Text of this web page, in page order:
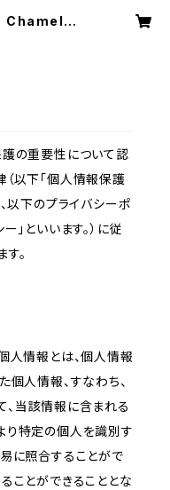
| Chameleo
護の重要性について認
以下「個人情報保護
以下のプライバシーポ
」といいます。）に従
。
人情報とは、個人情報
人情報、すなわち、
、当該情報に含まれる
り特定の個人を識別す
に照合することがで
ことができることとな